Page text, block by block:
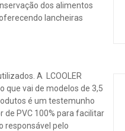
dos alimentos
lancheiras
A LCOOLER
que vai de modelos de 3,5
é um testemunho
de PVC 100% para facilitar
responsável pelo